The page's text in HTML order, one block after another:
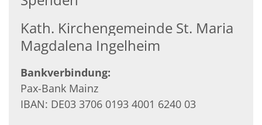
Kath. Kirchengemeinde St. Maria
Magdalena Ingelheim
Bankverbindung:
Pax-Bank Mainz
IBAN: DE03 3706 0193 4001 6240 03